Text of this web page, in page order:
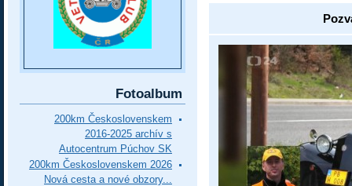
Fotoalbum
200km Československem
2016-2025 archív s
Autocentrum Púchov SK
200km Československem 2026
Nová cesta a nové obzory...